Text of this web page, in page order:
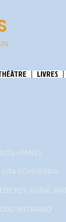
LIVRES
ATANES
ECHEVERRÍA
REY, KORAL
MEDRANO